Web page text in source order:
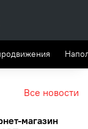
Все новости
магазин